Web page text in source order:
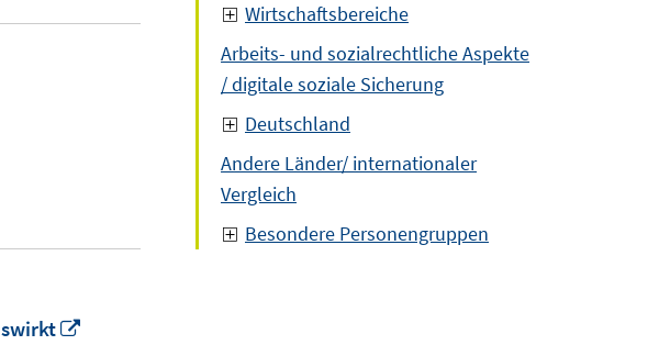
Wirtschaftsbereiche
Arbeits- und sozialrechtliche Aspekte
/ digitale soziale Sicherung
Deutschland
Andere Länder/ internationaler
Vergleich
Besondere Personengruppen